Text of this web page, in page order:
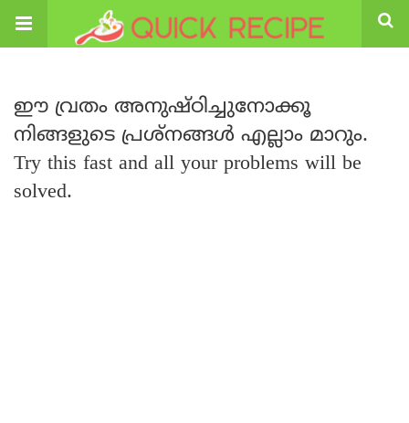
ഈ വ്രതം അനുഷ്ഠിച്ചുനോക്കൂ
നിങ്ങളുടെ പ്രശ്നങ്ങൾ എല്ലാം മാറും.
Try this fast and all your problems will be
solved.